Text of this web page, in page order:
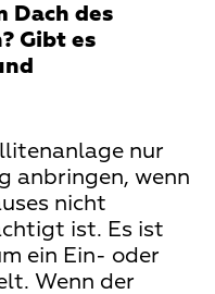
Dach des
Gibt es
nur
anbringen, wenn
nicht
ist. Es ist
ein Ein- oder
Wenn der